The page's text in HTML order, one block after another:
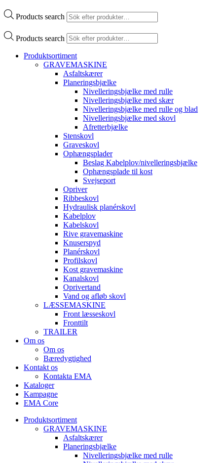
Products search
Products search
Produktsortiment
GRAVEMASKINE
Asfaltskærer
Planeringsbjælke
Nivelleringsbjælke med rulle
Nivelleringsbjælke med skær
Nivelleringsbjælke med rulle og blad
Nivelleringsbjælke med skovl
Afretterbjælke
Stenskovl
Graveskovl
Ophængsplader
Beslag Kabelplov/nivelleringsbjælke
Ophængsplade til kost
Svejseport
Opriver
Ribbeskovl
Hydraulisk planérskovl
Kabelplov
Kabelskovl
Rive gravemaskine
Knuserspyd
Planérskovl
Profilskovl
Kost gravemaskine
Kanalskovl
Oprivertand
Vand og afløb skovl
LÆSSEMASKINE
Front læsseskovl
Fronttilt
TRAILER
Om os
Om os
Bæredygtighed
Kontakt os
Kontakta EMA
Kataloger
Kampagne
EMA Core
Produktsortiment
GRAVEMASKINE
Asfaltskærer
Planeringsbjælke
Nivelleringsbjælke med rulle